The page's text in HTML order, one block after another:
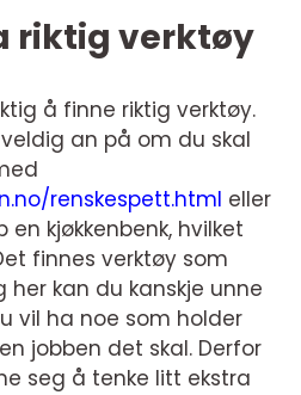
riktig verktøy
å finne riktig verktøy.
an på om du skal
renskespett.html eller
kjøkkenbenk, hvilket
finnes verktøy som
her kan du kanskje unne
vil ha noe som holder
jobben det skal. Derfor
seg å tenke litt ekstra